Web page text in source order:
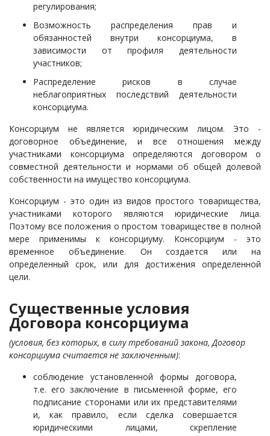
регулирования;
Возможность распределения прав и
обязанностей внутри консорциума, в
зависимости от профиля деятельности
участников;
Распределение рисков в случае
неблагоприятных последствий деятельности
консорциума.
Консорциум не является юридическим лицом. Это -
договорное объединение, и все отношения между
участниками консорциума определяются договором о
совместной деятельности и нормами об общей долевой
собственности на имущество консорциума.
Консорциум - это один из видов простого товарищества,
участниками которого являются юридические лица.
Поэтому все положения о простом товариществе в полной
мере применимы к консорциуму. Консорциум - это
временное объединение. Он создается или на
определенный срок, или для достижения определенной
цели.
Существенные условия
Договора консорциума
(условия, без которых, в силу требований закона, Договор
консорциума считается не заключенным):
соблюдение установленной формы договора,
т.е. его заключение в письменной форме, его
подписание сторонами или их представителями
и, как правило, если сделка совершается
юридическими лицами, скрепление